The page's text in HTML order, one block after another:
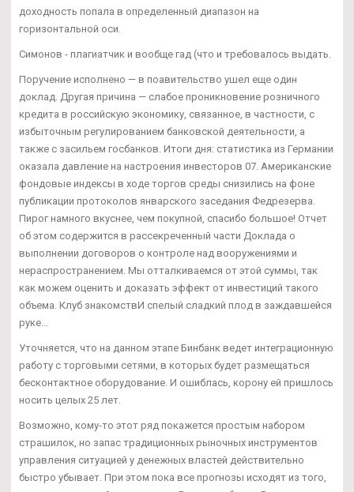
доходность попала в определенный диапазон на
горизонтальной оси.
Симонов - плагиатчик и вообще гад (что и требовалось выдать.
Поручение исполнено — в поавительство ушел еще один
доклад. Другая причина — слабое проникновение розничного
кредита в российскую экономику, связанное, в частности, с
избыточным регулированием банковской деятельности, а
также с засильем госбанков. Итоги дня: статистика из Германии
оказала давление на настроения инвесторов 07. Американские
фондовые индексы в ходе торгов среды снизились на фоне
публикации протоколов январского заседания Федрезерва.
Пирог намного вкуснее, чем покупной, спасибо большое! Отчет
об этом содержится в рассекреченный части Доклада о
выполнении договоров о контроле над вооружениями и
нераспространением. Мы отталкиваемся от этой суммы, так
как можем оценить и доказать эффект от инвестиций такого
объема. Клуб знакомствИ спелый сладкий плод в заждавшейся
руке...
Уточняется, что на данном этапе Бинбанк ведет интеграционную
работу с торговыми сетями, в которых будет размещаться
бесконтактное оборудование. И ошиблась, корону ей пришлось
носить целых 25 лет.
Возможно, кому-то этот ряд покажется простым набором
страшилок, но запас традиционных рыночных инструментов
управления ситуацией у денежных властей действительно
быстро убывает. При этом пока все прогнозы исходят из того,